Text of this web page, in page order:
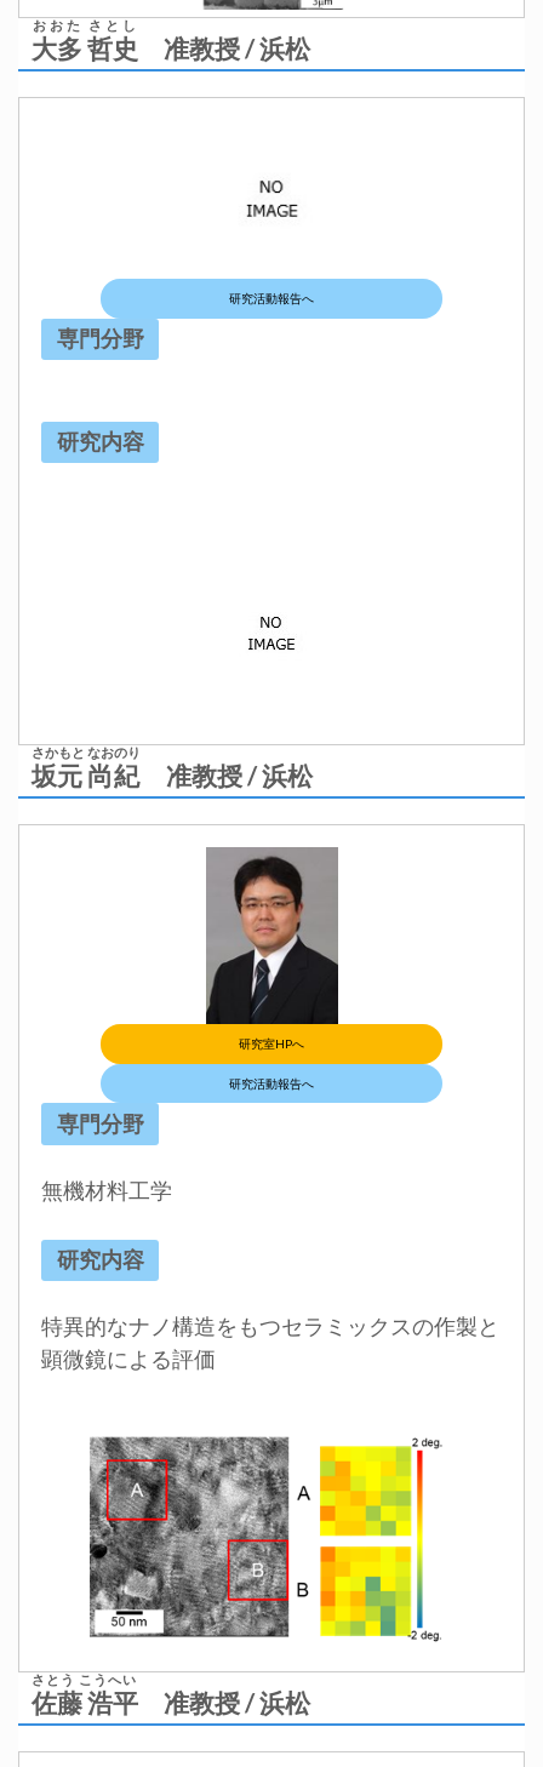
大多 哲史
おおた さとし
准教授 / 浜松
研究活動報告へ
専門分野
研究内容
坂元 尚紀
さかもと なおのり
准教授 / 浜松
研究室HPへ
研究活動報告へ
専門分野
無機材料工学
研究内容
特異的なナノ構造をもつセラミックスの作製と
顕微鏡による評価
佐藤 浩平
さとう こうへい
准教授 / 浜松